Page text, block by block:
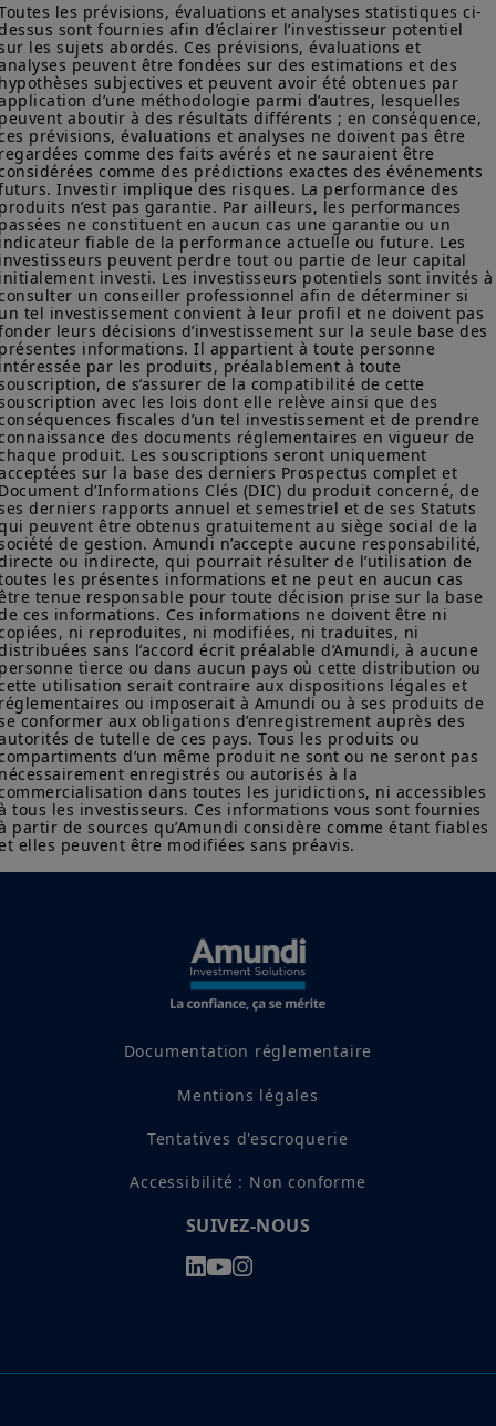
les prévisions, évaluations et analyses statistiques ci-
sont fournies afin d’éclairer l’investisseur potentiel
les sujets abordés. Ces prévisions, évaluations et
peuvent être fondées sur des estimations et des
subjectives et peuvent avoir été obtenues par
d’une méthodologie parmi d’autres, lesquelles
aboutir à des résultats différents ; en conséquence,
prévisions, évaluations et analyses ne doivent pas être
comme des faits avérés et ne sauraient être
comme des prédictions exactes des événements
Investir implique des risques. La performance des
n’est pas garantie. Par ailleurs, les performances
ne constituent en aucun cas une garantie ou un
fiable de la performance actuelle ou future. Les
peuvent perdre tout ou partie de leur capital
investi. Les investisseurs potentiels sont invités
un conseiller professionnel afin de déterminer si
tel investissement convient à leur profil et ne doivent pas
leurs décisions d’investissement sur la seule base des
informations. Il appartient à toute personne
par les produits, préalablement à toute
de s’assurer de la compatibilité de cette
avec les lois dont elle relève ainsi que des
fiscales d’un tel investissement et de prendre
des documents réglementaires en vigueur de
produit. Les souscriptions seront uniquement
sur la base des derniers Prospectus complet et
d’Informations Clés (DIC) du produit concerné, de
derniers rapports annuel et semestriel et de ses Statuts
peuvent être obtenus gratuitement au siège social de la
de gestion. Amundi n’accepte aucune responsabilité,
ou indirecte, qui pourrait résulter de l’utilisation de
les présentes informations et ne peut en aucun cas
tenue responsable pour toute décision prise sur la base
ces informations. Ces informations ne doivent être ni
ni reproduites, ni modifiées, ni traduites, ni
sans l’accord écrit préalable d’Amundi, à aucune
tierce ou dans aucun pays où cette distribution ou
utilisation serait contraire aux dispositions légales et
ou imposerait à Amundi ou à ses produits de
conformer aux obligations d’enregistrement auprès des
de tutelle de ces pays. Tous les produits ou
d’un même produit ne sont ou ne seront pas
enregistrés ou autorisés à la
dans toutes les juridictions, ni accessibles
tous les investisseurs. Ces informations vous sont fournies
partir de sources qu’Amundi considère comme étant fiables
elles peuvent être modifiées sans préavis.
Documentation réglementaire
Mentions légales
Tentatives d'escroquerie
Accessibilité : Non conforme
SUIVEZ-NOUS